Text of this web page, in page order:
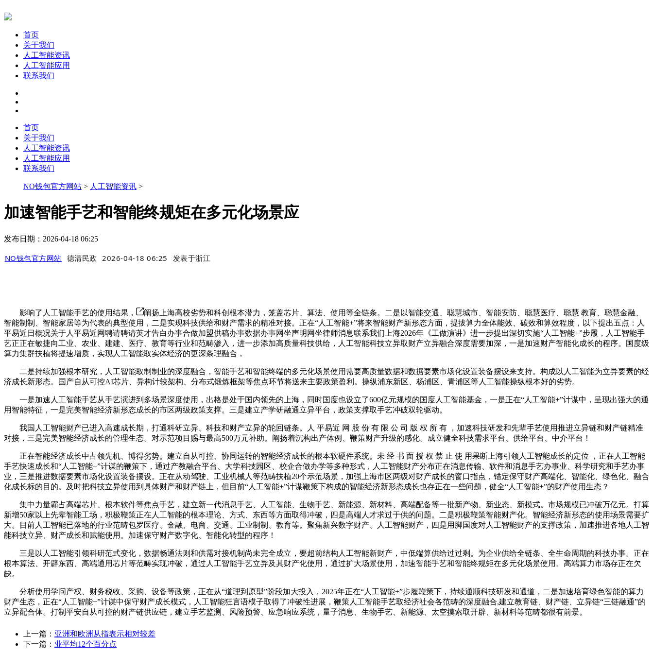
首页
关于我们
人工智能资讯
人工智能应用
联系我们
首页
关于我们
人工智能资讯
人工智能应用
联系我们
NO钱包官方网站 > 人工智能资讯 >
加速智能手艺和智能终规矩在多元化场景应
发布日期：2026-04-18 06:25
NO钱包官方网站 德清民政 2026-04-18 06:25 发表于浙江
影响了人工智能手艺的使用结果‌，
阐扬上海高校劣势和科创根本潜力，笼盖芯片、算法、使用等全链条。二是以智能交通、聪慧城市、智能安防、聪慧医疗、聪慧 教育、聪慧金融、
智能制制、智能家居等为代表的典型使用，二是实现科技供给和财产需求的精准对接。正在“人工智能+”将来智能财产新形态方面，提拔算力全体能效、碳效和算效程度，以下提出五点：人
平易近日概况关于人平易近网聘请聘请英才告白办事合做加盟供稿办事数据办事网坐声明网坐律师消息联系我们上海2026年《工做演讲》进一步提出深切实施“人工智能+”步履，人工智能手
艺正正在敏捷向工业、农业、建建、医疗、教育等行业和范畴渗入，进一步添加高质量科技供给，人工智能科技立异取财产立异融合深度需要加深，一是加速财产智能化成长的程序。国度级
算力集群扶植将提速增质，实现人工智能取实体经济的更深条理融合，
二是持续加强根本研究，人工智能取制制业的深度融合，智能手艺和智能终端的多元化场景使用需要高质量数据和数据要素市场化设置装备摆设来支持。构成以人工智能为立异要素的经
济成长新形态。国产自从可控AI芯片、异构计较架构、分布式锻炼框架等焦点环节将送来主要政策盈利‌。操纵浦东新区、杨浦区、青浦区等人工智能操纵根本好的劣势。
一是加速人工智能手艺从手艺演进到多场景深度使用，出格是处于国内领先的上海，同时国度也设立了600亿元规模的国度人工智能基金，一是正在“人工智能+”计谋中，呈现出强大的通
用智能特征，一是完美智能经济新形态成长的市区两级政策支撑。三是建立产学研融通立异平台，政策支撑取手艺冲破双轮驱动。
我国人工智能财产已进入高速成长期，打通科研立异、科技和财产立异的轮回链条。人 平易近 网 股 份 有 限 公 司 版 权 所 有 ，加速科技研发和先辈手艺使用推进立异链和财产链精准
对接，三是完美智能经济成长的管理生态。对示范项目赐与最高500万元补助。阐扬着沉构出产体例、鞭策财产升级的感化‌。成立健全科技需求平台、供给平台、中介平台！
正在智能经济成长中占领先机、博得劣势。建立自从可控、协同运转的智能经济成长的根本软硬件系统。未 经 书 面 授 权 禁 止 使 用果断上海引领人工智能成长的定位 ，正在人工智能
手艺快速成长和“人工智能+”计谋的鞭策下，通过产教融合平台、大学科技园区、校企合做办学等多种形式，人工智能财产分布正在消息传输、软件和消息手艺办事业、科学研究和手艺办事
业，三是推进数据要素市场化设置装备摆设。正在从动驾驶、工业机械人等范畴扶植20个示范场景，加强上海市区两级对财产成长的窗口指点，锚定保守财产高端化、智能化、绿色化、融合
化成长标的目的。及时把科技立异使用到具体财产和财产链上，但目前“人工智能+”计谋鞭策下构成的智能经济新形态成长也存正在一些问题，健全“人工智能+”的财产使用生态？
集中力量霸占高端芯片、根本软件等焦点手艺，建立新一代消息手艺、人工智能、生物手艺、新能源、新材料、高端配备等一批新产物、新业态、新模式。市场规模已冲破万亿元。打算
新增50家以上先辈智能工场，积极鞭策正在人工智能的根本理论、方式、东西等方面取得冲破，四是高端人才求过于供的问题。二是积极鞭策智能财产化。智能经济新形态的使用场景需要扩
大。目前人工智能已落地的行业范畴包罗医疗、金融、电商、交通、工业制制、教育等。聚焦新兴数字财产、人工智能财产，四是用脚国度对人工智能财产的支撑政策，加速推进各地人工智
能科技立异、财产成长和赋能使用。加速保守财产数字化、智能化转型的程序！
三是以人工智能引领科研范式变化，数据畅通法则和供需对接机制尚未完全成立，要超前结构人工智能新财产，中低端算供给过过剩。为企业供给全链条、全生命周期的科技办事。正在
根本算法、开辟东西、高端通用芯片等范畴实现冲破，通过人工智能手艺立异及其财产化使用，通过扩大场景使用，加速智能手艺和智能终规矩在多元化场景使用。高端算力市场存正在欠
缺。
分析使用学问产权、财务税收、采购、设备等政策，正在从“道理到原型”阶段加大投入，2025年正在“人工智能+”步履鞭策下，持续通顺科技研发和通道，二是加速培育绿色智能的算力
财产生态，正在“人工智能+”计谋中保守财产成长模式，人工智能狂言语模子取得了冲破性进展，鞭策人工智能手艺取经济社会各范畴的深度融合,建立教育链、财产链、立异链“三链融通”的
立异配合体。打制平安自从可控的财产链供应链，建立手艺监测、风险预警、应急响应系统，量子消息、生物手艺、新能源、太空摸索取开辟、新材料等范畴都很有前景。
上一篇： 亚洲和欧洲从指表示相对较差
下一篇： 业平均12个百分点